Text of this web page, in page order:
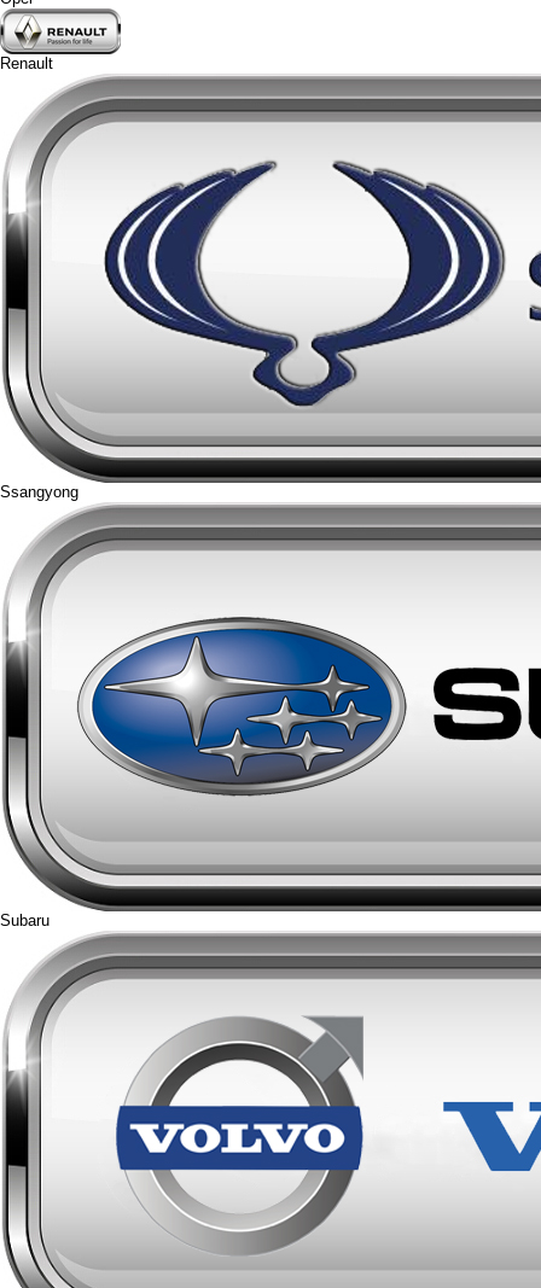
Renault
Ssangyong
Subaru